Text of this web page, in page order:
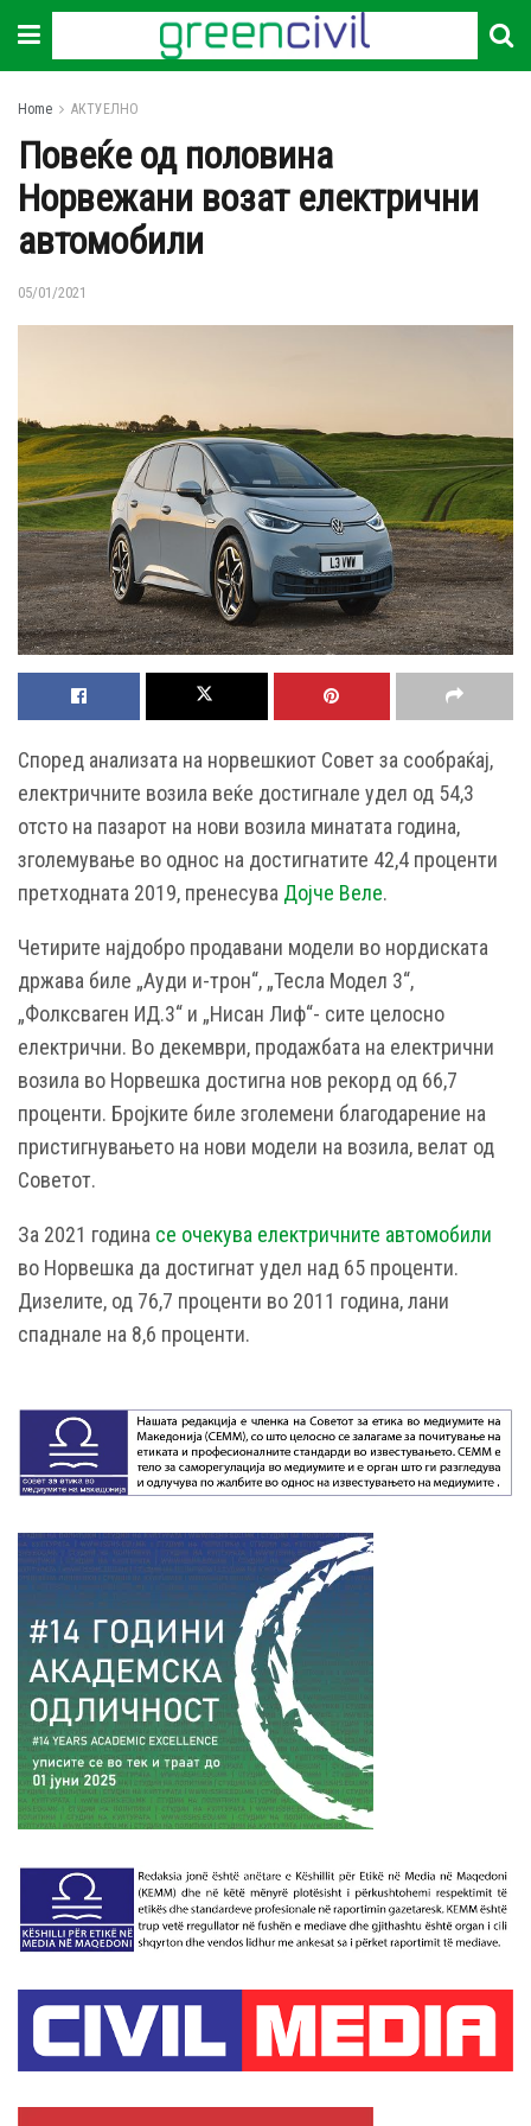
Home АКТУЕЛНО
Повеќе од половина
Норвежани возат електрични
автомобили
05/01/2021
Според анализата на норвешкиот Совет за сообраќај,
електричните возила веќе достигнале удел од 54,3
отсто на пазарот на нови возила минатата година,
зголемување во однос на достигнатите 42,4 проценти
претходната 2019, пренесува Дојче Веле.
Четирите најдобро продавани модели во нордиската
држава биле „Ауди и-трон“, „Тесла Модел 3“,
„Фолксваген ИД.3“ и „Нисан Лиф“- сите целосно
електрични. Во декември, продажбата на електрични
возила во Норвешка достигна нов рекорд од 66,7
проценти. Бројките биле зголемени благодарение на
пристигнувањето на нови модели на возила, велат од
Советот.
За 2021 година се очекува електричните автомобили
во Норвешка да достигнат удел над 65 проценти.
Дизелите, од 76,7 проценти во 2011 година, лани
спаднале на 8,6 проценти.